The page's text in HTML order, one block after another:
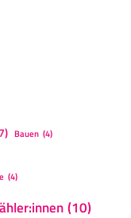
Bauen (4)
(4)
(10)